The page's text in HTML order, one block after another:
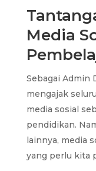
Media
Sebagai Admin
mengajak
media sosial
pendidikan.
lainnya, media
yang perlu kita